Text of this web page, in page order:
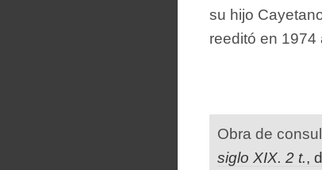
su hijo
reeditó en
Obra de
siglo XIX. 2 t.,